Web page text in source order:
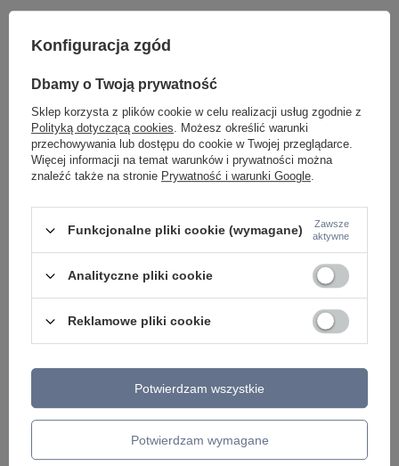
Potrzebujesz pomocy? Masz pytania lub
chcesz lepszą cenę?
Napisz do nas - doradzimy, odpowiemy
szybko i przygotujemy indywidualną ofertę
Napisz do nas
Model znajdziesz w kategoriach
Napisz swoją opinię
Twoja ocena:
5/5
Konfiguracja zgód
Dbamy o Twoją prywatność
Sklep korzysta z plików cookie w celu realizacji usług zgodnie z
Polityką dotyczącą cookies. Możesz określić warunki
przechowywania lub dostępu do cookie w Twojej przeglądarce.
Więcej informacji na temat warunków i prywatności można
znaleźć także na stronie Prywatność i warunki Google.
Funkcjonalne pliki cookie (wymagane)
Zawsze
aktywne
Analityczne pliki cookie
Reklamowe pliki cookie
Potwierdzam wymagane
Potwierdzam wszystkie